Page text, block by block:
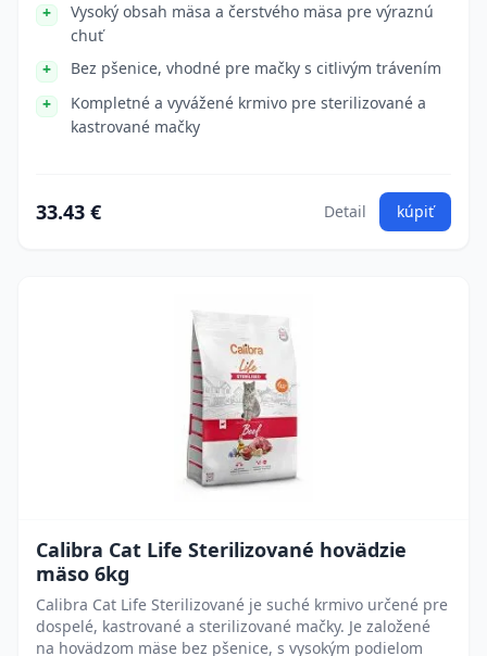
Vysoký obsah mäsa a čerstvého mäsa pre výraznú
chuť
Bez pšenice, vhodné pre mačky s citlivým trávením
Kompletné a vyvážené krmivo pre sterilizované a
kastrované mačky
33.43 € Detail kúpiť
Calibra Cat Life Sterilizované hovädzie
mäso 6kg
Calibra Cat Life Sterilizované je suché krmivo určené pre
dospelé, kastrované a sterilizované mačky. Je založené
na hovädzom mäse bez pšenice, s vysokým podielom